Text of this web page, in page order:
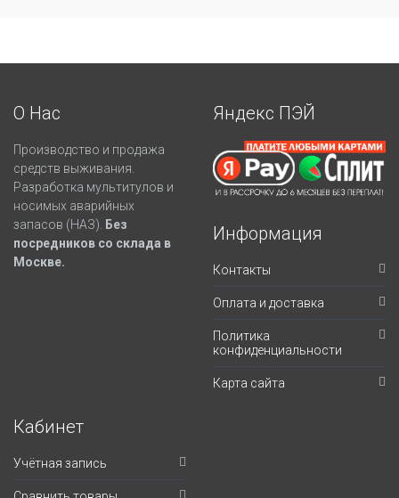
О Нас
Производство и продажа
средств выживания.
Разработка мультитулов и
носимых аварийных
запасов (НАЗ).
Без
посредников со склада в
Москве.
Яндекс ПЭЙ
Информация
Контакты
Оплата и доставка
Политика
конфиденциальности
Карта сайта
Кабинет
Учётная запись